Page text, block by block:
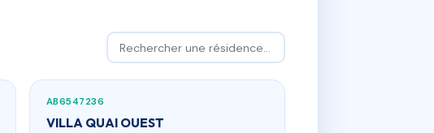
AB6547236
VILLA QUAI OUEST